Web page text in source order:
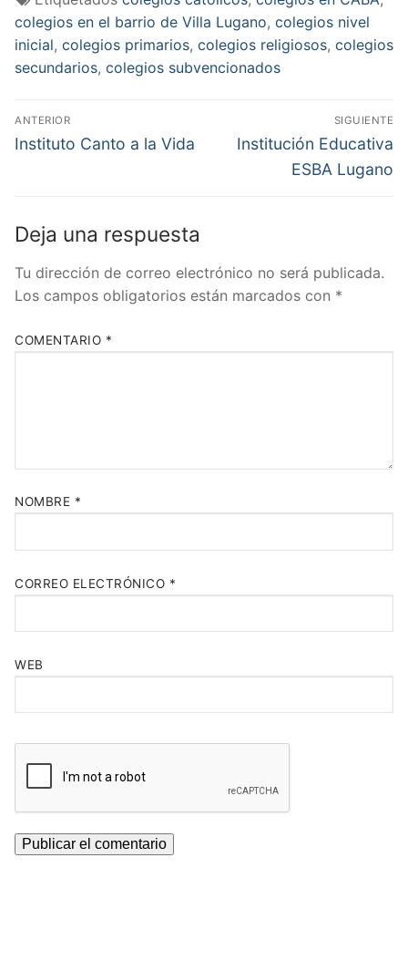
colegios en el barrio de Villa Lugano, colegios nivel
inicial, colegios primarios, colegios religiosos, colegios
secundarios, colegios subvencionados
Navegación
de
ANTERIOR
Entrada
Instituto Canto a la Vida
SIGUIENTE
Entrada
siguiente:
Institución Educativa
ESBA Lugano
Deja una respuesta
Tu dirección de correo electrónico no será publicada.
Los campos obligatorios están marcados con *
COMENTARIO *
NOMBRE *
CORREO ELECTRÓNICO *
WEB